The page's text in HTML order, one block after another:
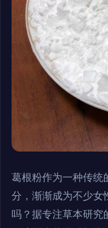
葛根粉作为一种传统
分，渐渐成为不少女
吗？据专注草本研究